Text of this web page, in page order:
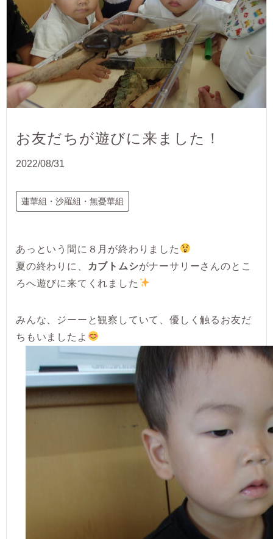
お友だちが遊びに来ました！
2022/08/31
蓮華組・沙羅組・無憂華組
あっという間に８月が終わりました
夏の終わりに、
カブトムシがナーサリーさんのとこ
ろへ遊びに来てくれました
みんな、ジーーと観察していて、優しく触るお友だ
ちもいましたよ